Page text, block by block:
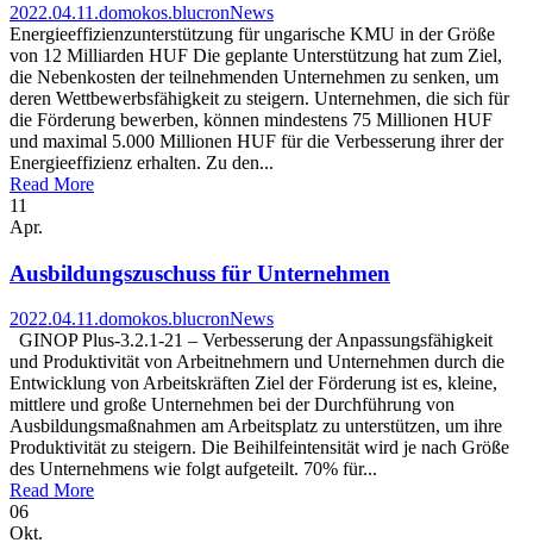
2022.04.11.domokos.blucronNews
Energieeffizienzunterstützung für ungarische KMU in der Größe
von 12 Milliarden HUF Die geplante Unterstützung hat zum Ziel,
die Nebenkosten der teilnehmenden Unternehmen zu senken, um
deren Wettbewerbsfähigkeit zu steigern. Unternehmen, die sich für
die Förderung bewerben, können mindestens 75 Millionen HUF
und maximal 5.000 Millionen HUF für die Verbesserung ihrer der
Energieeffizienz erhalten. Zu den...
Read More
11
Apr.
Ausbildungszuschuss für Unternehmen
2022.04.11.domokos.blucronNews
GINOP Plus-3.2.1-21 – Verbesserung der Anpassungsfähigkeit
und Produktivität von Arbeitnehmern und Unternehmen durch die
Entwicklung von Arbeitskräften Ziel der Förderung ist es, kleine,
mittlere und große Unternehmen bei der Durchführung von
Ausbildungsmaßnahmen am Arbeitsplatz zu unterstützen, um ihre
Produktivität zu steigern. Die Beihilfeintensität wird je nach Größe
des Unternehmens wie folgt aufgeteilt. 70% für...
Read More
06
Okt.